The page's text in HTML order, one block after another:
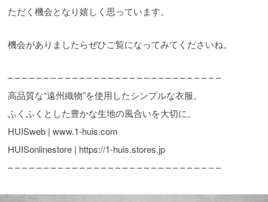
ただく機会となり嬉しく思っています。
機会がありましたらぜひご覧になってみてくださいね。
– – – – – – – – – – – – – – – – – – – – – – – – – – – – – –
高品質な“遠州織物”を使用したシンプルな衣服。
ふくふくとした豊かな生地の風合いを大切に。
HUISweb | www.1-huis.com
HUISonlinestore | https://1-huis.stores.jp
– – – – – – – – – – – – – – – – – – – – – – – – – – – – – –